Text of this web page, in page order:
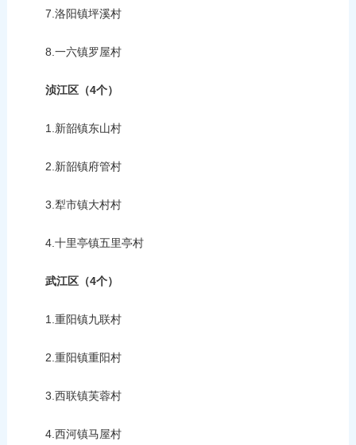
7.洛阳镇坪溪村
8.一六镇罗屋村
浈江区（4个）
1.新韶镇东山村
2.新韶镇府管村
3.犁市镇大村村
4.十里亭镇五里亭村
武江区（4个）
1.重阳镇九联村
2.重阳镇重阳村
3.西联镇芙蓉村
4.西河镇马屋村